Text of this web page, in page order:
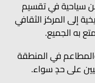
سياحية في تقسيم
إلى المركز الثقافي
به الجميع.
في المنطقة
على حدٍ سواء.